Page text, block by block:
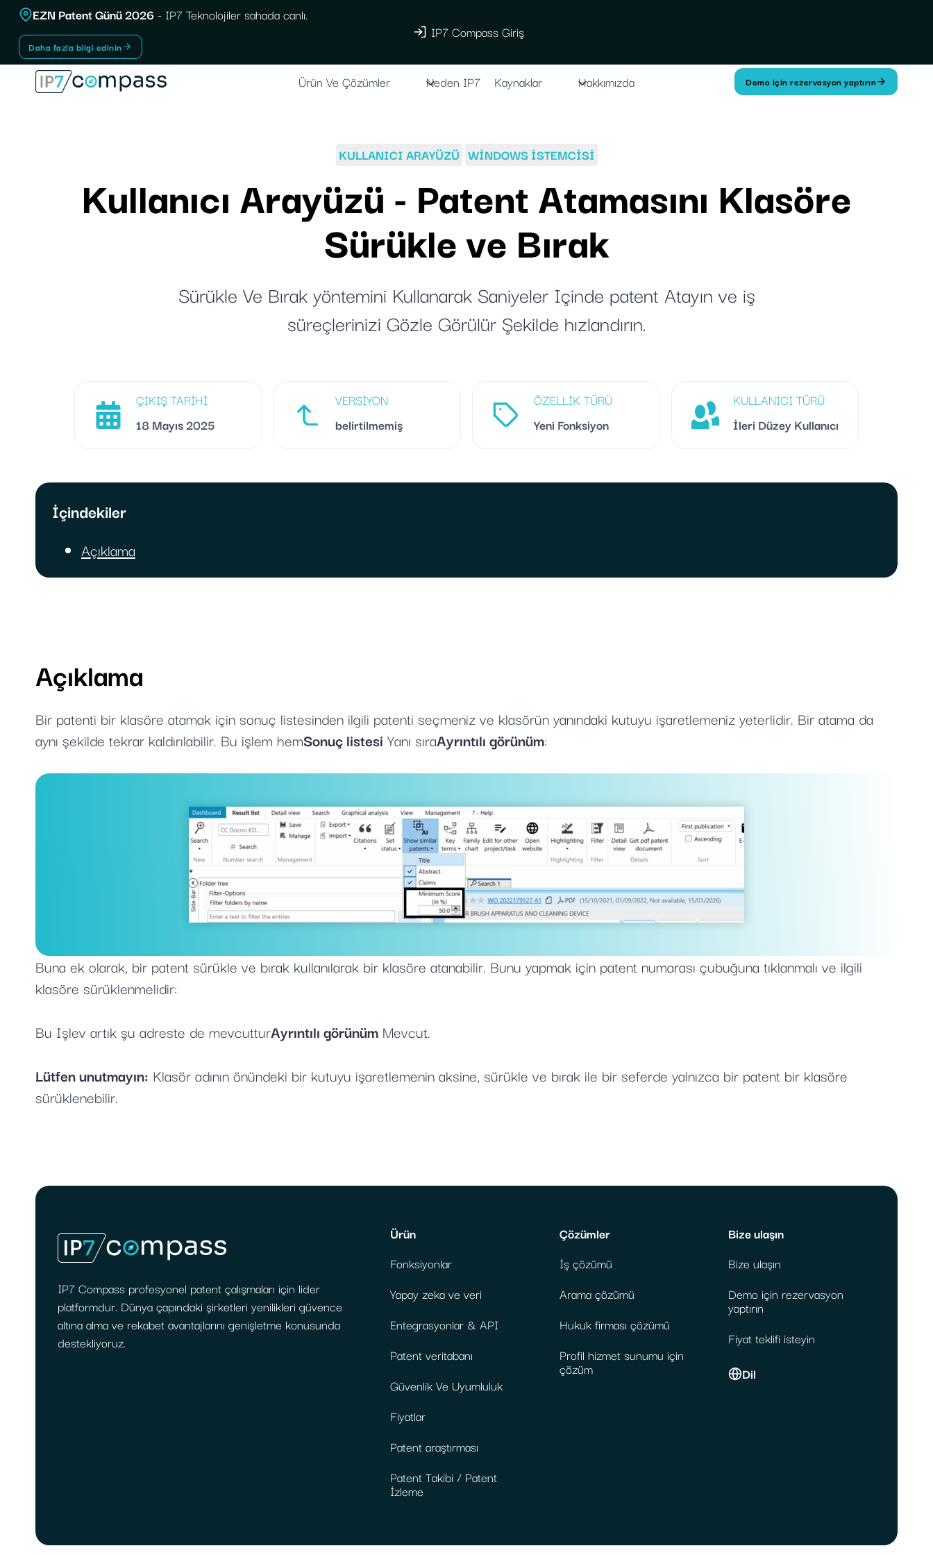
İçeriğe
geç
EZN Patent Günü 2026 - IP7 Teknolojiler sahada canlı.
Daha fazla bilgi edinin
IP7 Compass Giriş
Ürün Ve Çözümler Neden IP7 Kaynaklar Hakkımızda Demo için rezervasyon yaptırın
KULLANICI ARAYÜZÜ WINDOWS ISTEMCISI
Kullanıcı Arayüzü - Patent Atamasını Klasöre
Sürükle ve Bırak
Sürükle Ve Bırak yöntemini Kullanarak Saniyeler Içinde patent Atayın ve iş
süreçlerinizi Gözle Görülür Şekilde hızlandırın.
ÇIKIŞ TARIHI
18 Mayıs 2025
VERSIYON
belirtilmemiş
ÖZELLIK TÜRÜ
Yeni Fonksiyon
KULLANICI TÜRÜ
İleri Düzey Kullanıcı
İçindekiler
Açıklama
Açıklama
Bir patenti bir klasöre atamak için sonuç listesinden ilgili patenti seçmeniz ve klasörün yanındaki kutuyu işaretlemeniz yeterlidir. Bir atama da
aynı şekilde tekrar kaldırılabilir. Bu işlem hemSonuç listesi Yanı sıraAyrıntılı görünüm:
Buna ek olarak, bir patent sürükle ve bırak kullanılarak bir klasöre atanabilir. Bunu yapmak için patent numarası çubuğuna tıklanmalı ve ilgili
klasöre sürüklenmelidir:
Bu Işlev artık şu adreste de mevcutturAyrıntılı görünüm Mevcut.
Lütfen unutmayın: Klasör adının önündeki bir kutuyu işaretlemenin aksine, sürükle ve bırak ile bir seferde yalnızca bir patent bir klasöre
sürüklenebilir.
IP7 Compass profesyonel patent çalışmaları için lider
platformdur. Dünya çapındaki şirketleri yenilikleri güvence
altına alma ve rekabet avantajlarını genişletme konusunda
destekliyoruz.
Ürün
Fonksiyonlar
Yapay zeka ve veri
Entegrasyonlar & API
Patent veritabanı
Güvenlik Ve Uyumluluk
Fiyatlar
Patent araştırması
Patent Takibi / Patent
İzleme
Çözümler
İş çözümü
Arama çözümü
Hukuk firması çözümü
Profil hizmet sunumu için
çözüm
Bize ulaşın
Bize ulaşın
Demo için rezervasyon
yaptırın
Fiyat teklifi isteyin
Dil